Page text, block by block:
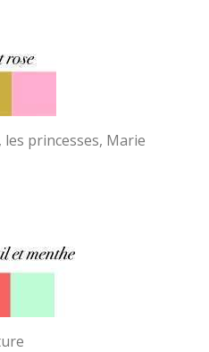
les princesses, Marie